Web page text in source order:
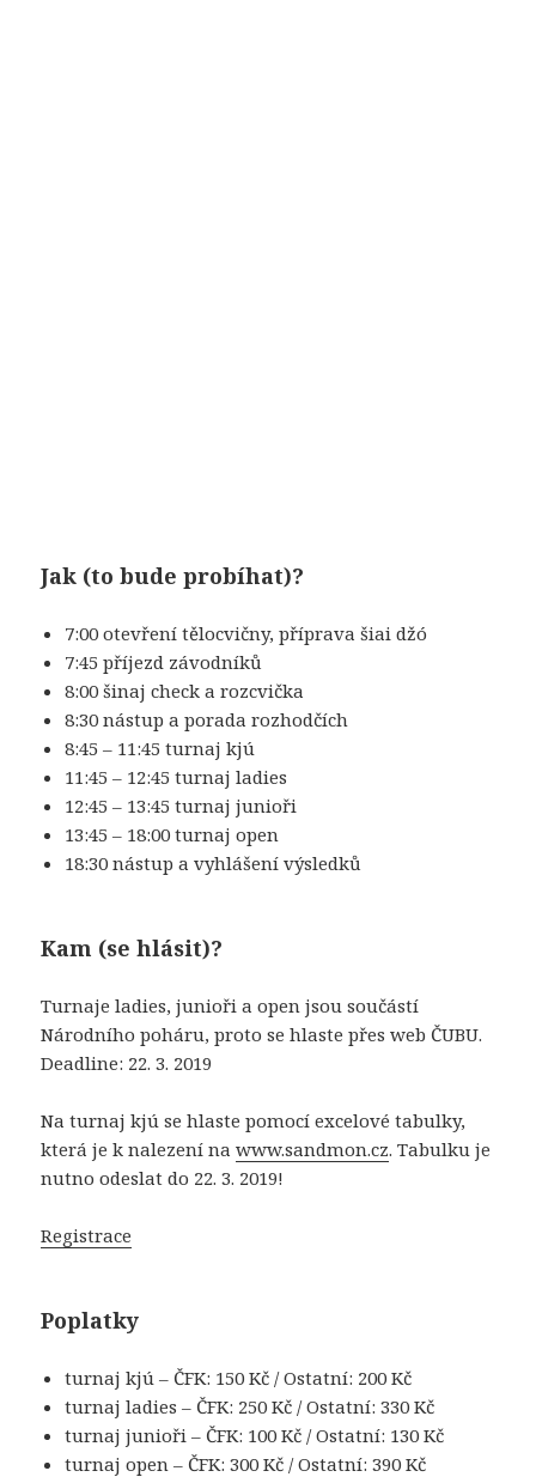
Jak (to bude probíhat)?
7:00 otevření tělocvičny, příprava šiai džó
7:45 příjezd závodníků
8:00 šinaj check a rozcvička
8:30 nástup a porada rozhodčích
8:45 – 11:45 turnaj kjú
11:45 – 12:45 turnaj ladies
12:45 – 13:45 turnaj junioři
13:45 – 18:00 turnaj open
18:30 nástup a vyhlášení výsledků
Kam (se hlásit)?
Turnaje ladies, junioři a open jsou součástí
Národního poháru, proto se hlaste přes web ČUBU.
Deadline: 22. 3. 2019
Na turnaj kjú se hlaste pomocí excelové tabulky,
která je k nalezení nawww.sandmon.cz. Tabulku je
nutno odeslat do 22. 3. 2019!
Registrace
Poplatky
turnaj kjú – ČFK: 150 Kč / Ostatní: 200 Kč
turnaj ladies – ČFK: 250 Kč / Ostatní: 330 Kč
turnaj junioři – ČFK: 100 Kč / Ostatní: 130 Kč
turnaj open – ČFK: 300 Kč / Ostatní: 390 Kč